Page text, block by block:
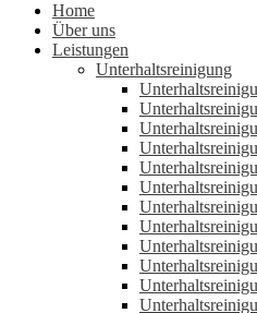
Home
Über uns
Leistungen
Unterhaltsreinigung